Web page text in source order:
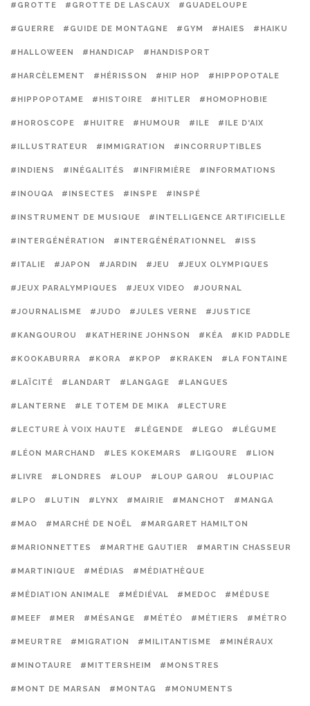
#GROTTE #GROTTE DE LASCAUX #GUADELOUPE
#GUERRE #GUIDE DE MONTAGNE #GYM #HAIES #HAIKU
#HALLOWEEN #HANDICAP #HANDISPORT
#HARCÈLEMENT #HÉRISSON #HIP HOP #HIPPOPOTALE
#HIPPOPOTAME #HISTOIRE #HITLER #HOMOPHOBIE
#HOROSCOPE #HUITRE #HUMOUR #ILE #ILE D'AIX
#ILLUSTRATEUR #IMMIGRATION #INCORRUPTIBLES
#INDIENS #INÉGALITÉS #INFIRMIÈRE #INFORMATIONS
#INOUQA #INSECTES #INSPE #INSPÉ
#INSTRUMENT DE MUSIQUE #INTELLIGENCE ARTIFICIELLE
#INTERGÉNÉRATION #INTERGÉNÉRATIONNEL #ISS
#ITALIE #JAPON #JARDIN #JEU #JEUX OLYMPIQUES
#JEUX PARALYMPIQUES #JEUX VIDEO #JOURNAL
#JOURNALISME #JUDO #JULES VERNE #JUSTICE
#KANGOUROU #KATHERINE JOHNSON #KÉA #KID PADDLE
#KOOKABURRA #KORA #KPOP #KRAKEN #LA FONTAINE
#LAÏCITÉ #LANDART #LANGAGE #LANGUES
#LANTERNE #LE TOTEM DE MIKA #LECTURE
#LECTURE À VOIX HAUTE #LÉGENDE #LEGO #LÉGUME
#LÉON MARCHAND #LES KOKEMARS #LIGOURE #LION
#LIVRE #LONDRES #LOUP #LOUP GAROU #LOUPIAC
#LPO #LUTIN #LYNX #MAIRIE #MANCHOT #MANGA
#MAO #MARCHÉ DE NOËL #MARGARET HAMILTON
#MARIONNETTES #MARTHE GAUTIER #MARTIN CHASSEUR
#MARTINIQUE #MÉDIAS #MÉDIATHÈQUE
#MÉDIATION ANIMALE #MÉDIÉVAL #MEDOC #MÉDUSE
#MEEF #MER #MÉSANGE #MÉTÉO #MÉTIERS #MÉTRO
#MEURTRE #MIGRATION #MILITANTISME #MINÉRAUX
#MINOTAURE #MITTERSHEIM #MONSTRES
#MONT DE MARSAN #MONTAG #MONUMENTS